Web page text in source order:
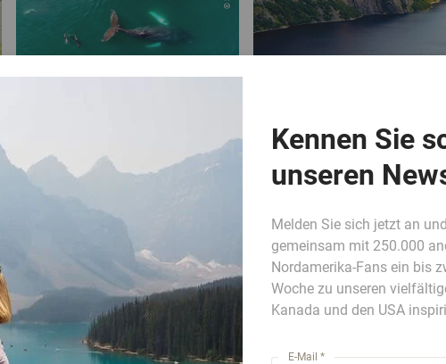
Kennen Sie
unseren
Melden Sie sich jetzt an
gemeinsam mit 250.000
Nordamerika-Fans ein bis
Woche zu unseren
Kanada und den USA
E-Mail *